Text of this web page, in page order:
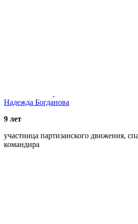
Надежда Богданова
9 лет
участница партизанского движения,
командира